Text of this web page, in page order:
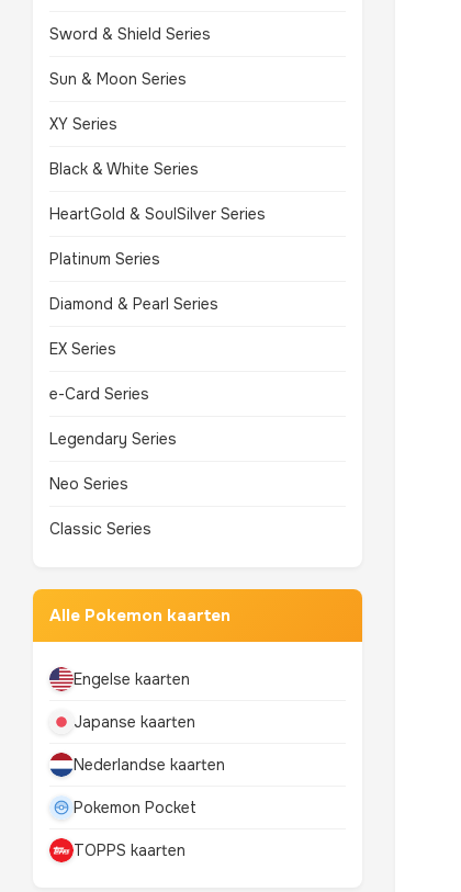
Sword & Shield Series
Sun & Moon Series
XY Series
Black & White Series
HeartGold & SoulSilver Series
Platinum Series
Diamond & Pearl Series
EX Series
e-Card Series
Legendary Series
Neo Series
Classic Series
Alle Pokemon kaarten
Engelse kaarten
Japanse kaarten
Nederlandse kaarten
Pokemon Pocket
TOPPS kaarten